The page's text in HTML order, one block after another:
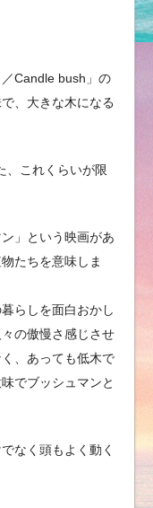
Candle bush」の
、大きな木になる
、これくらいが限
」という映画があ
たちを意味しま
らしを面白おかし
の傲慢さ感じさせ
、あっても低木で
でブッシュマンと
なく頭もよく動く